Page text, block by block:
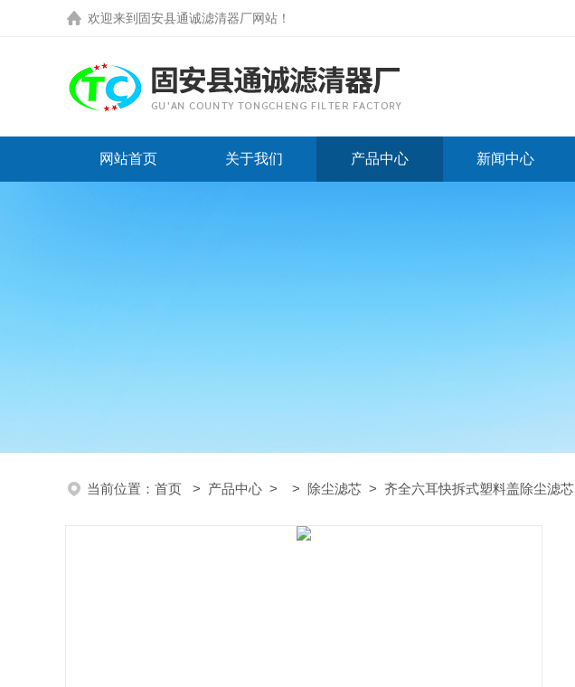
欢迎来到 固安县通诚滤清器厂网站 ！
网站首页 关于我们 产品中心 新闻中心
当前位置： 首页 > 产品中心 > > 除尘滤芯 > 齐全六耳快拆式塑料盖除尘滤芯